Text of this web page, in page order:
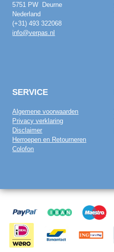
5751 PW Deurne
Nederland
(+31) 493 322068
info@verpas.nl
SERVICE
Algemene voorwaarden
Privacy verklaring
Disclaimer
Herroepen en Retourneren
Colofon